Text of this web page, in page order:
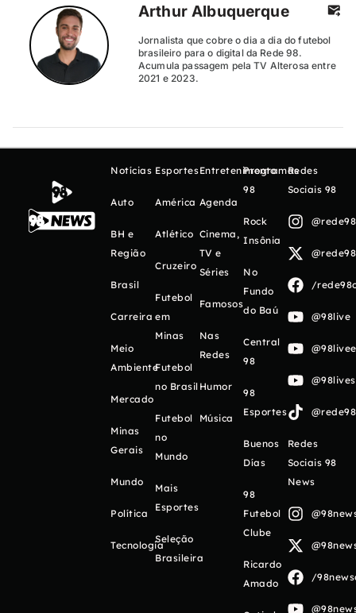
Arthur Albuquerque
Jornalista que cobre o dia a dia do futebol
brasileiro para o digital da Rede 98.
Acumula passagem pela TV Alterosa entre
2021 e 2023.
Notícias
Auto
BH e
Região
Brasil
Carreira
Meio
Ambiente
Mercado
Minas
Gerais
Mundo
Política
Tecnologia
Esportes
América
Atlético
Cruzeiro
Futebol
em
Minas
Futebol
no Brasil
Futebol
no
Mundo
Mais
Esportes
Seleção
Brasileira
Entretenimento
Agenda
Cinema,
TV e
Séries
Famosos
Nas
Redes
Humor
Música
Programas
98
Rock
Insônia
No
Fundo
do Baú
Central
98
98
Esportes
Buenos
Días
98
Futebol
Clube
Ricardo
Amado
Redes
Sociais 98
/
@98live
Redes
Sociais 98
News
/